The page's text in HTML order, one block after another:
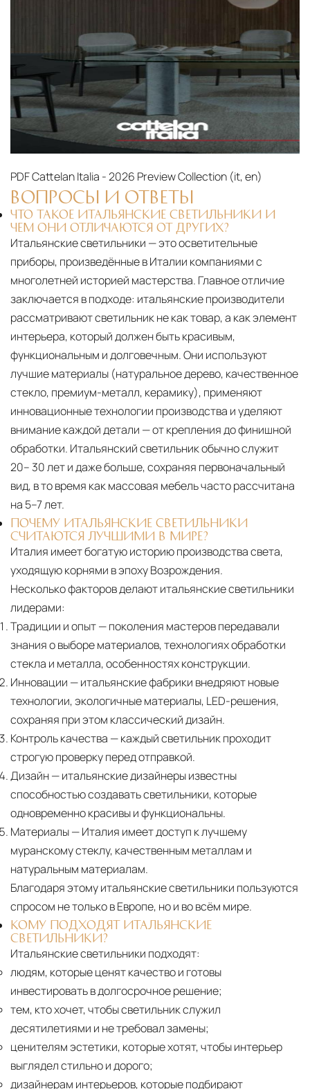
PDFCattelan Italia - 2026 Preview Collection (it, en)‎
ВОПРОСЫ И ОТВЕТЫ
ЧТО ТАКОЕ ИТАЛЬЯНСКИЕ СВЕТИЛЬНИКИ И
ЧЕМ ОНИ ОТЛИЧАЮТСЯ ОТ ДРУГИХ?
Итальянские светильники — это осветительные
приборы, произведённые в Италии компаниями с
многолетней историей мастерства. Главное отличие
заключается в подходе: итальянские производители
рассматривают светильник не как товар, а как элемент
интерьера, который должен быть красивым,
функциональным и долговечным. Они используют
лучшие материалы (натуральное дерево, качественное
стекло, премиум-металл, керамику), применяют
инновационные технологии производства и уделяют
внимание каждой детали — от крепления до финишной
обработки. Итальянский светильник обычно служит
20– 30 лет и даже больше, сохраняя первоначальный
вид, в то время как массовая мебель часто рассчитана
на 5–7 лет.
ПОЧЕМУ ИТАЛЬЯНСКИЕ СВЕТИЛЬНИКИ
СЧИТАЮТСЯ ЛУЧШИМИ В МИРЕ?
Италия имеет богатую историю производства света,
уходящую корнями в эпоху Возрождения.
Несколько факторов делают итальянские светильники
лидерами:
Традиции и опыт— поколения мастеров передавали
знания о выборе материалов, технологиях обработки
стекла и металла, особенностях конструкции.
Инновации — итальянские фабрики внедряют новые
технологии, экологичные материалы, LED-решения,
сохраняя при этом классический дизайн.
Контроль качества — каждый светильник проходит
строгую проверку перед отправкой.
Дизайн— итальянские дизайнеры известны
способностью создавать светильники, которые
одновременно красивы и функциональны.
Материалы— Италия имеет доступ к лучшему
муранскому стеклу, качественным металлам и
натуральным материалам.
Благодаря этому итальянские светильники пользуются
спросом не только в Европе, но и во всём мире.
КОМУ ПОДХОДЯТ ИТАЛЬЯНСКИЕ
СВЕТИЛЬНИКИ?
Итальянские светильники подходят:
людям, которые ценят качество и готовы
инвестировать в долгосрочное решение;
тем, кто хочет, чтобы светильник служил
десятилетиями и не требовал замены;
ценителям эстетики, которые хотят, чтобы интерьер
выглядел стильно и дорого;
дизайнерам интерьеров, которые подбирают